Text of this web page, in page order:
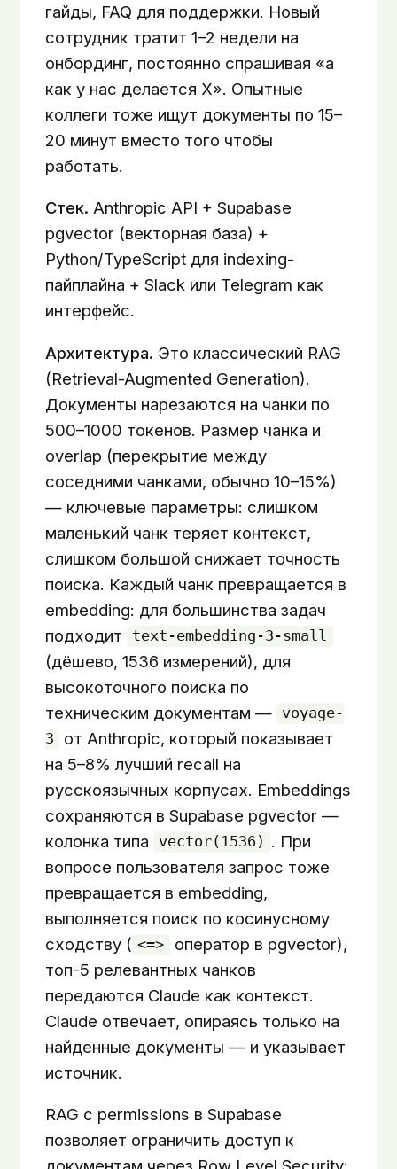
гайды, FAQ для поддержки. Новый
сотрудник тратит 1–2 недели на
онбординг, постоянно спрашивая «а
как у нас делается X». Опытные
коллеги тоже ищут документы по 15–
20 минут вместо того чтобы
работать.
Стек. Anthropic API + Supabase
pgvector (векторная база) +
Python/TypeScript для indexing-
пайплайна + Slack или Telegram как
интерфейс.
Архитектура. Это классический RAG
(Retrieval-Augmented Generation).
Документы нарезаются на чанки по
500–1000 токенов. Размер чанка и
overlap (перекрытие между
соседними чанками, обычно 10–15%)
— ключевые параметры: слишком
маленький чанк теряет контекст,
слишком большой снижает точность
поиска. Каждый чанк превращается в
embedding: для большинства задач
подходит
text-embedding-3-small
(дёшево, 1536 измерений), для
высокоточного поиска по
техническим документам —
voyage-
3
от Anthropic, который показывает
на 5–8% лучший recall на
русскоязычных корпусах. Embeddings
сохраняются в Supabase pgvector —
колонка типа
vector(1536) . При
вопросе пользователя запрос тоже
превращается в embedding,
выполняется поиск по косинусному
сходству ( <=>
оператор в pgvector),
топ-5 релевантных чанков
передаются Claude как контекст.
Claude отвечает, опираясь только на
найденные документы — и указывает
источник.
RAG с permissions в Supabase
позволяет ограничить доступ к